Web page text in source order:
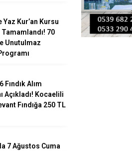
Yaz Kur’an Kursu
70
Unutulmaz
Fındık Alım
Açıkladı! Kocaelili
Fındığa 250 TL
7 Ağustos Cuma